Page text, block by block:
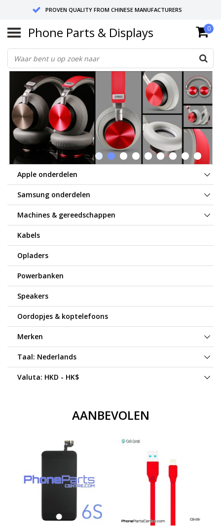
PROVEN QUALITY FROM CHINESE MANUFACTURERS
SEND RETURNS TO GERMANY OR NETHERLANDS
10 DAY SHIPPING
Phone Parts & Displays 0
Apple onderdelen
Samsung onderdelen
Machines & gereedschappen
Kabels
Opladers
Powerbanken
Speakers
Oordopjes & koptelefoons
Merken
Taal: Nederlands
Valuta: HKD - HK$
AANBEVOLEN